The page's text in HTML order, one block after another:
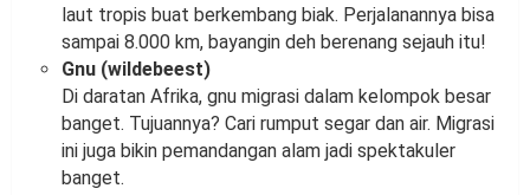
laut tropis buat berkembang biak. Perjalanannya bisa
sampai 8.000 km, bayangin deh berenang sejauh itu!
Gnu (wildebeest)
Di daratan Afrika, gnu migrasi dalam kelompok besar
banget. Tujuannya? Cari rumput segar dan air. Migrasi
ini juga bikin pemandangan alam jadi spektakuler
banget.